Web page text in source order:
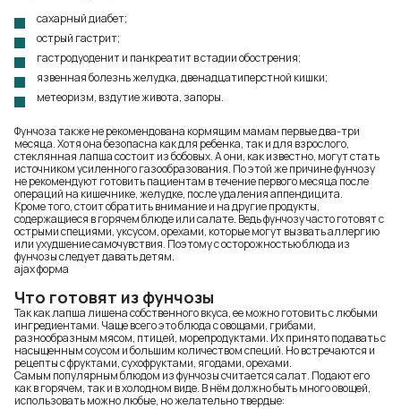
сахарный диабет;
острый гастрит;
гастродуоденит и панкреатит в стадии обострения;
язвенная болезнь желудка, двенадцатиперстной кишки;
метеоризм, вздутие живота, запоры.
Фунчоза также не рекомендована кормящим мамам первые два-три
месяца. Хотя она безопасна как для ребенка, так и для взрослого,
стеклянная лапша состоит из бобовых. А они, как известно, могут стать
источником усиленного газообразования. По этой же причине фунчозу
не рекомендуют готовить пациентам в течение первого месяца после
операций на кишечнике, желудке, после удаления аппендицита.
Кроме того, стоит обратить внимание и на другие продукты,
содержащиеся в горячем блюде или салате. Ведь фунчозу часто готовят с
острыми специями, уксусом, орехами, которые могут вызвать аллергию
или ухудшение самочувствия. Поэтому с осторожностью блюда из
фунчозы следует давать детям.
ajax форма
Что готовят из фунчозы
Так как лапша лишена собственного вкуса, ее можно готовить с любыми
ингредиентами. Чаще всего это блюда с овощами, грибами,
разнообразным мясом, птицей, морепродуктами. Их принято подавать с
насыщенным соусом и большим количеством специй. Но встречаются и
рецепты с фруктами, сухофруктами, ягодами, орехами.
Самым популярным блюдом из фунчозы считается салат. Подают его
как в горячем, так и в холодном виде. В нём должно быть много овощей,
использовать можно любые, но желательно твердые: